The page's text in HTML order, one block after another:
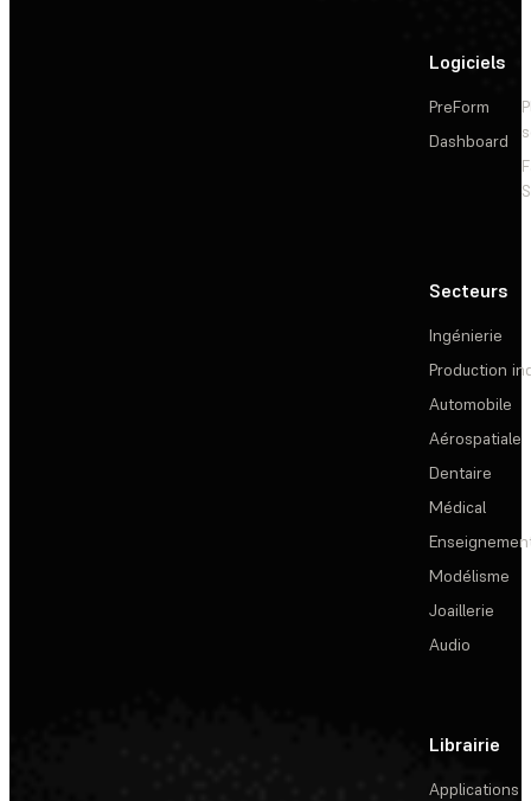
Logiciels
PreForm
Dashboard
Secteurs
Ingénierie
Production
Automobile
Aérospatiale
Dentaire
Médical
Modélisme
Joaillerie
Audio
Librairie
Applications